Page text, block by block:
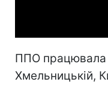
ППО працювала
Хмельницькій,